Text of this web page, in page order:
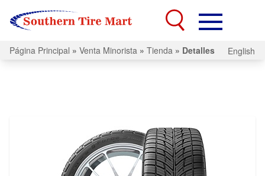
Página Principal » Venta Minorista » Tienda » Detalles English